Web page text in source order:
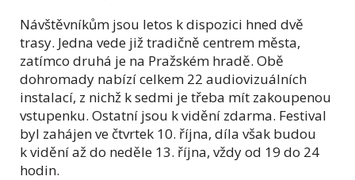
Návštěvníkům jsou letos k dispozici hned dvě
trasy. Jedna vede již tradičně centrem města,
zatímco druhá je na Pražském hradě. Obě
dohromady nabízí celkem 22 audiovizuálních
instalací, z nichž k sedmi je třeba mít zakoupenou
vstupenku. Ostatní jsou k vidění zdarma. Festival
byl zahájen ve čtvrtek 10. října, díla však budou
k vidění až do neděle 13. října, vždy od 19 do 24
hodin.